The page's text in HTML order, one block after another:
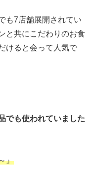
も7店舗展開されてい
と共にこだわりのお食
けると会って人気で
でも使われていました
』